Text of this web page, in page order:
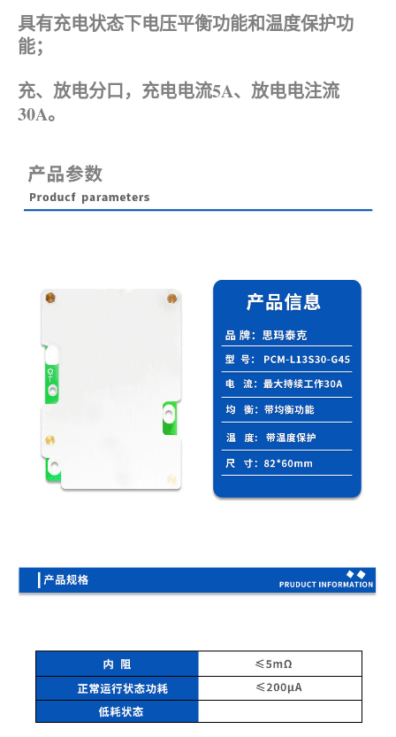
具有充电状态下电压平衡功能和温度保护功
能；
充、放电分口，充电电流5A、放电电注流
30A。